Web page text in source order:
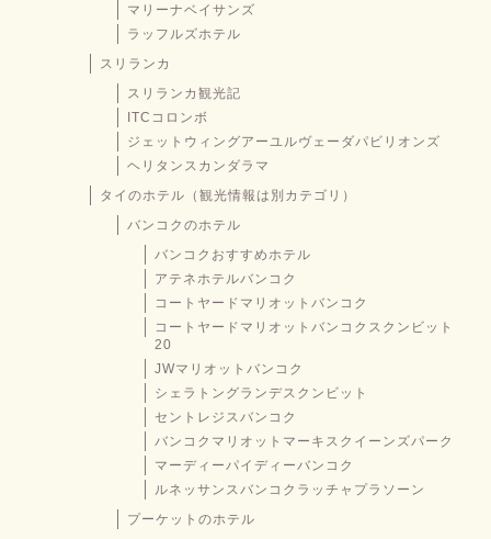
マリーナベイサンズ
ラッフルズホテル
スリランカ
スリランカ観光記
ITCコロンボ
ジェットウィングアーユルヴェーダパビリオンズ
ヘリタンスカンダラマ
タイのホテル（観光情報は別カテゴリ）
バンコクのホテル
バンコクおすすめホテル
アテネホテルバンコク
コートヤードマリオットバンコク
コートヤードマリオットバンコクスクンビット
20
JWマリオットバンコク
シェラトングランデスクンビット
セントレジスバンコク
バンコクマリオットマーキスクイーンズパーク
マーディーパイディーバンコク
ルネッサンスバンコクラッチャプラソーン
プーケットのホテル